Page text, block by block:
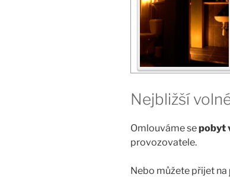
Nejbližší
Omlouváme sepobyt
provozovatele.
Nebo můžete přijet na